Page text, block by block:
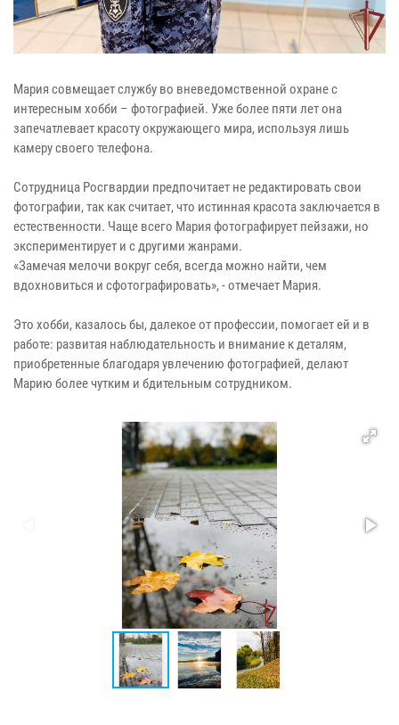
Мария совмещает службу во вневедомственной охране с
интересным хобби – фотографией. Уже более пяти лет она
запечатлевает красоту окружающего мира, используя лишь
камеру своего телефона.
Сотрудница Росгвардии предпочитает не редактировать свои
фотографии, так как считает, что истинная красота заключается в
естественности. Чаще всего Мария фотографирует пейзажи, но
экспериментирует и с другими жанрами.
«Замечая мелочи вокруг себя, всегда можно найти, чем
вдохновиться и сфотографировать», - отмечает Мария.
Это хобби, казалось бы, далекое от профессии, помогает ей и в
работе: развитая наблюдательность и внимание к деталям,
приобретенные благодаря увлечению фотографией, делают
Марию более чутким и бдительным сотрудником.